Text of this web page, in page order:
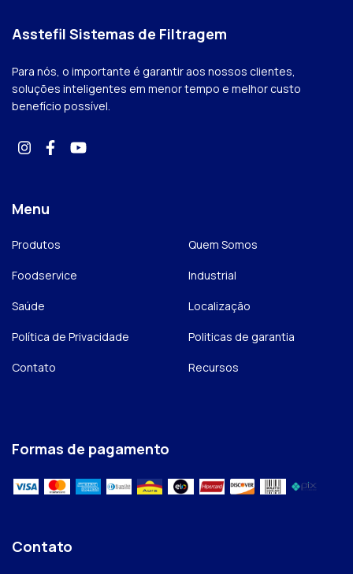
Asstefil Sistemas de Filtragem
Para nós, o importante é garantir aos nossos clientes,
soluções inteligentes em menor tempo e melhor custo
benefício possível.
Menu
Produtos Quem Somos
Foodservice Industrial
Saúde Localização
Política de Privacidade Politicas de garantia
Contato Recursos
Formas de pagamento
Contato